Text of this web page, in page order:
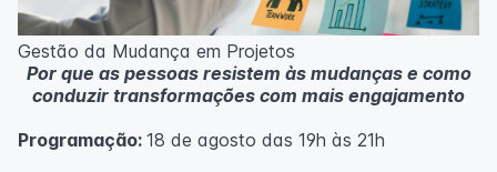
Metodologia
100% da carga horária do curso são realizadas com
aulas ao vivo.
As aulas podem ser assistidas por computador, celular
ou tablet.
Outras informações
Gestão da Mudança em Projetos
Por que as pessoas resistem às mudanças e como
conduzir transformações com mais engajamento
Programação: 18 de agosto das 19h às 21h